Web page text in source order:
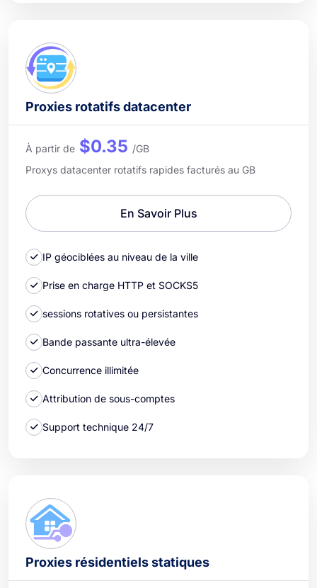
Proxies rotatifs datacenter
À partir de $0.35 /GB
Proxys datacenter rotatifs rapides facturés au GB
En Savoir Plus
IP géociblées au niveau de la ville
Prise en charge HTTP et SOCKS5
sessions rotatives ou persistantes
Bande passante ultra-élevée
Concurrence illimitée
Attribution de sous-comptes
Support technique 24/7
Proxies résidentiels statiques